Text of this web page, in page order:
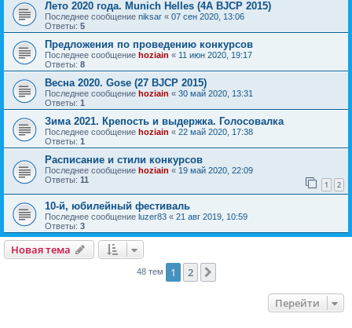
Лето 2020 года. Munich Helles (4A BJCP 2015)
Последнее сообщение niksar « 07 сен 2020, 13:06
Ответы: 5
Предложения по проведению конкурсов
Последнее сообщение hoziain « 11 июн 2020, 19:17
Ответы: 8
Весна 2020. Gose (27 BJCP 2015)
Последнее сообщение hoziain « 30 май 2020, 13:31
Ответы: 1
Зима 2021. Крепость и выдержка. Голосовалка
Последнее сообщение hoziain « 22 май 2020, 17:38
Ответы: 1
Расписание и стили конкурсов
Последнее сообщение hoziain « 19 май 2020, 22:09
Ответы: 11 1 2
10-й, юбилейный фестиваль
Последнее сообщение luzer83 « 21 авг 2019, 10:59
Ответы: 3
Новая тема
48 тем 1 2
Перейти